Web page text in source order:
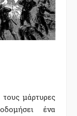
μάρτυρες
ένα